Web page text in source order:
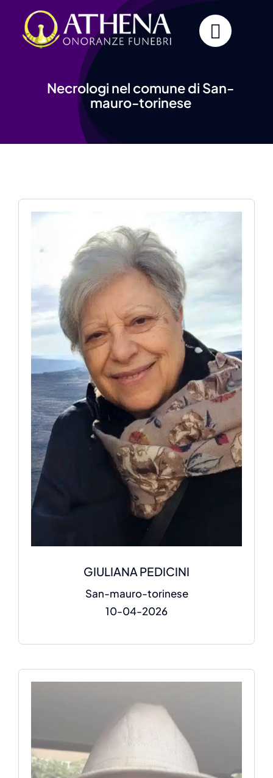
content
Necrologi nel comune di San-
mauro-torinese
GIULIANA PEDICINI
San-mauro-torinese
10-04-2026